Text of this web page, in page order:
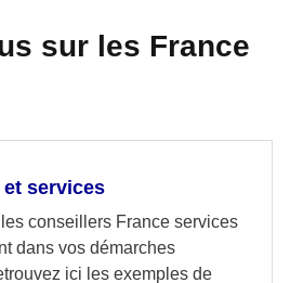
sur les France
et services
conseillers France services
dans vos démarches
ici les exemples de